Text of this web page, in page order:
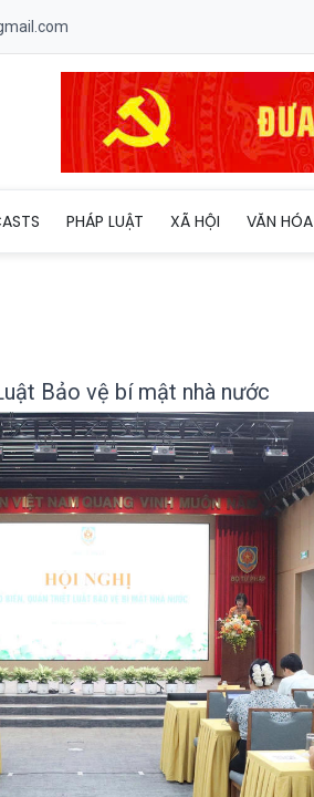
PHÁP LUẬT XÃ HỘI VĂN HÓA
Bảo vệ bí mật nhà nước